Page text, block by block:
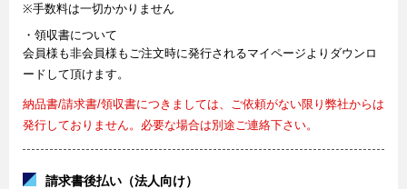
※手数料は一切かかりません
・領収書について
会員様も非会員様もご注文時に発行されるマイページよりダウンロ
ードして頂けます。
納品書/請求書/領収書につきましては、ご依頼がない限り弊社からは
発行しておりません。必要な場合は別途ご連絡下さい。
請求書後払い（法人向け）